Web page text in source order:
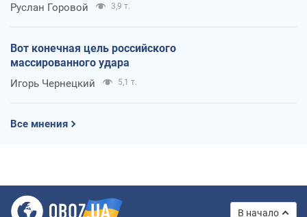
Руслан Горовой 3,9 т.
Вот конечная цель российского
массированного удара
Игорь Чернецкий 5,1 т.
Все мнения
В начало